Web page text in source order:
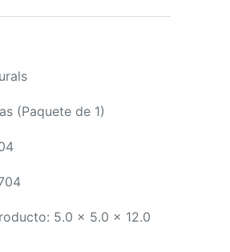
(Paquete de 1)
5.0 x 5.0 x 12.0